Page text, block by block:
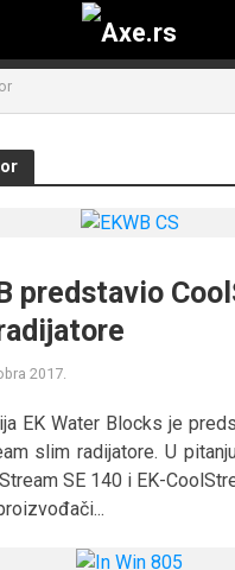
predstavio
2017.
EK Water Blocks je
slim radijatore. U
SE 140 i EK-